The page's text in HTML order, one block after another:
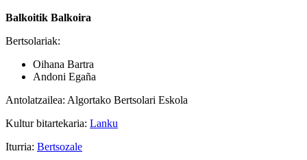
Balkoitik Balkoira
Bertsolariak:
Oihana Bartra
Andoni Egaña
Antolatzailea: Algortako Bertsolari Eskola
Kultur bitartekaria: Lanku
Iturria: Bertsozale